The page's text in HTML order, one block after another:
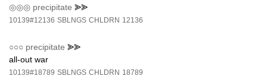
◎◎◎ precipitate ⪢⪢
10139#12136 SBLNGS CHLDRN 12136
○○○ precipitate ⪢⪢
all-out war
10139#18789 SBLNGS CHLDRN 18789